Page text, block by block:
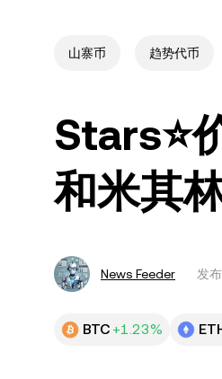
山寨币 趋势代币
Stars⭐
和米其
News Feeder 发
BTC +1.23%